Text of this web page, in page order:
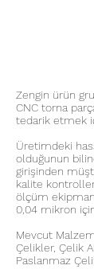
Zengin ürün
CNC torna
tedarik etmek
Üretimdeki
olduğunun
girişinden
kalite
ölçüm
0,04 mikron
Mevcut
Çelikler, Çelik
Paslanmaz